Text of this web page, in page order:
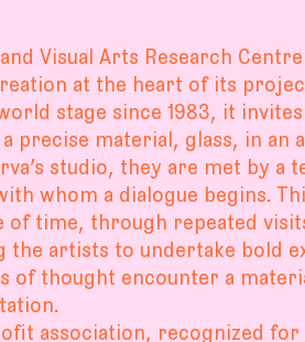
Visual Arts Research
at the heart of its
stage since 1983, it
precise material, glass, in an
studio, they are met by a
whom a dialogue begins.
of time, through repeated
the artists to undertake bold
of thought encounter a
association, recognized